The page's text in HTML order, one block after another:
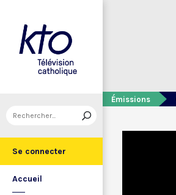
Se connecter
Accueil
Émissions